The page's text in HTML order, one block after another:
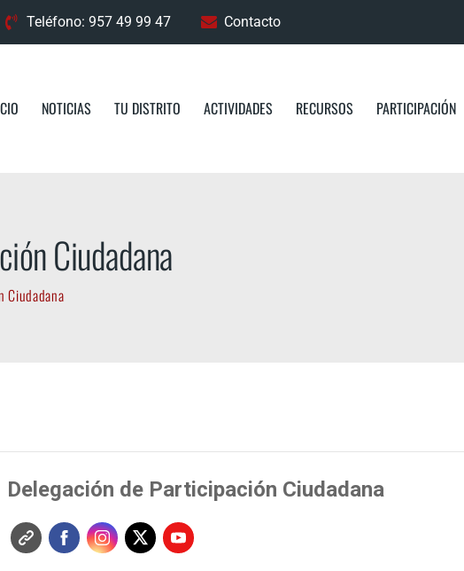
Teléfono: 957 49 99 47 Contacto
NOTICIAS TU DISTRITO ACTIVIDADES RECURSOS PARTICIPACIÓN
Ciudadana
Ciudadana
Delegación de Participación Ciudadana